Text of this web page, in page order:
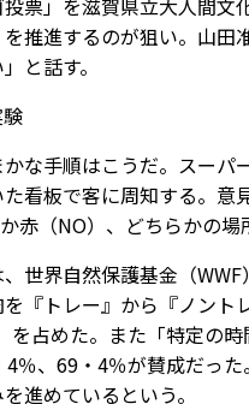
票」を滋賀県立大人間
推進するのが狙い。山
と話す。
な手順はこうだ。スーパ
看板で客に周知する。
赤（NO）、どちらかの場
世界自然保護基金（
『トレー』から『ノント
を占めた。また「特定の
％、69・4％が賛成だっ
進めているという。